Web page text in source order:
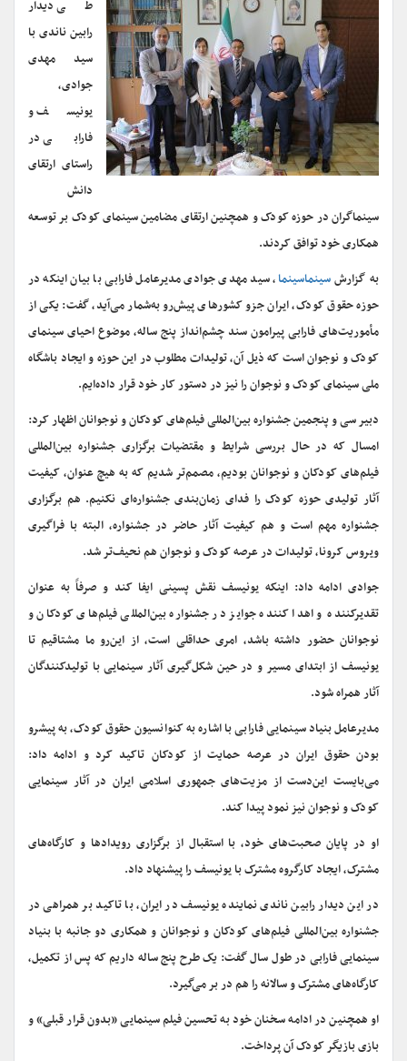
طی دیدار
رابین ناندی با
سید مهدی
جوادی،
یونیسف و
فارابی در
راستای ارتقای
دانش
سینماگران در حوزه کودک و همچنین ارتقای مضامین سینمای کودک بر توسعه
همکاری خود توافق کردند.
به گزارشسینماسینما، سید مهدی جوادی مدیرعامل فارابی با بیان اینکه در
حوزه حقوق کودک، ایران جزو کشورهای پیش‌رو به‌شمار می‌آید، گفت: یکی از
مأموریت‌های فارابی پیرامون سند چشم‌انداز پنج ساله، موضوع احیای سینمای
کودک و نوجوان است که ذیل آن، تولیدات مطلوب در این حوزه و ایجاد باشگاه
ملی سینمای کودک و نوجوان را نیز در دستور کار خود قرار داده‌ایم.
دبیر سی‌ و پنجمین جشنواره بین‌المللی فیلم‌های کودکان و نوجوانان اظهار کرد:
امسال که در حال بررسی شرایط و مقتضیات برگزاری جشنواره بین‌المللی
فیلم‌های کودکان و نوجوانان بودیم، مصمم‌تر شدیم که به هیچ عنوان، کیفیت
آثار تولیدی حوزه کودک را فدای زمان‌بندی جشنواره‌ای نکنیم. هم برگزاری
جشنواره مهم است و هم کیفیت آثار حاضر در جشنواره، البته با فراگیری
ویروس کرونا، تولیدات در عرصه کودک و نوجوان هم نحیف‌تر شد.
جوادی ادامه داد: اینکه یونیسف نقش پسینی ایفا کند و صرفاً به عنوان
تقدیرکننده و اهدا کننده جوایز در جشنواره بین‌المللی فیلم‌های کودکان و
نوجوانان حضور داشته باشد، امری حداقلی است، از این‌رو ما مشتاقیم تا
یونیسف از ابتدای مسیر و در حین شکل‌گیری آثار سینمایی با تولیدکنندگان
آثار همراه شود.
مدیرعامل بنیاد سینمایی فارابی با اشاره به کنوانسیون حقوق کودک، به پیشرو
بودن حقوق ایران در عرصه حمایت از کودکان تاکید کرد و ادامه داد:
می‌بایست این‌دست از مزیت‌های جمهوری اسلامی ایران در آثار سینمایی
کودک و نوجوان نیز نمود پیدا کند.
او در پایان صحبت‌های خود، با استقبال از برگزاری رویدادها و کارگاه‌های
مشترک، ایجاد کارگروه مشترک با یونیسف را پیشنهاد داد.
در این دیدار رابین ناندی نماینده یونیسف در ایران، با تاکید بر همراهی در
جشنواره بین‌المللی فیلم‌های کودکان و نوجوانان و همکاری دو جانبه با بنیاد
سینمایی فارابی در طول سال گفت: یک طرح پنج ساله داریم که پس از تکمیل،
کارگاه‌های مشترک و سالانه را هم در بر می‌گیرد.
او همچنین در ادامه سخنان خود به تحسین فیلم سینمایی «بدون قرار قبلی» و
بازی بازیگر کودک آن پرداخت.